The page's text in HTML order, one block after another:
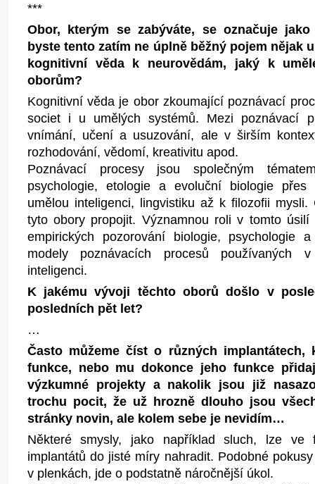
***
Obor, kterým se zabýváte, se označuje
byste tento zatím ne úplně běžný pojem nějak
kognitivní věda k neurovědám, jaký k
oborům?
Kognitivní věda je obor zkoumající poznávací
societ i u umělých systémů. Mezi poznávací
vnímání, učení a usuzování, ale v širším
rozhodování, vědomí, kreativitu apod.
Poznávací procesy jsou společným
psychologie, etologie a evoluční biologie přes
umělou inteligenci, lingvistiku až k filozofii
tyto obory propojit. Významnou roli v tomto úsilí
empirických pozorování biologie, psychologie
modely poznávacích procesů používaných
inteligenci.
K jakému vývoji těchto oborů došlo v
posledních pět let?
…
Často můžeme číst o různých implantátech,
funkce, nebo mu dokonce jeho funkce
výzkumné projekty a nakolik jsou již
trochu pocit, že už hrozně dlouho jsou
stránky novin, ale kolem sebe je nevidím…
Některé smysly, jako například sluch, lze ve
implantátů do jisté míry nahradit. Podobné
v plenkách, jde o podstatně náročnější úkol.